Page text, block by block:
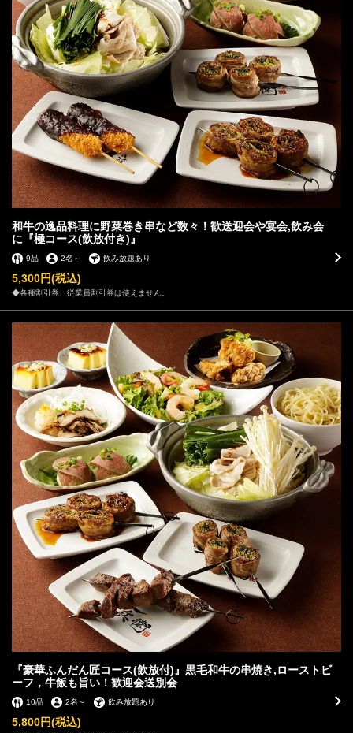
和牛の逸品料理に野菜巻き串など数々！歓送迎会や宴会,飲み会
に『極コース(飲放付き)』
9品 2名 ～ 飲み放題あり
5,300円(税込)
◆各種割引券、従業員割引券は使えません。
『豪華ふんだん匠コース(飲放付)』黒毛和牛の串焼き,ローストビ
ーフ，牛飯も旨い！歓迎会送別会
10品 2名 ～ 飲み放題あり
5,800円(税込)